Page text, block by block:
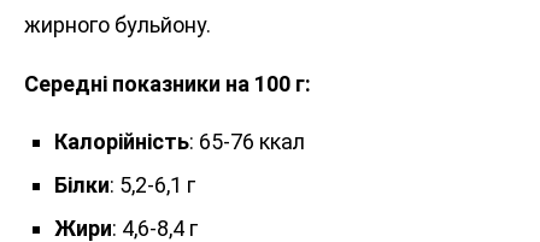
жирного бульйону.
Середні показники на 100 г:
Калорійність: 65-76 ккал
Білки: 5,2-6,1 г
Жири: 4,6-8,4 г